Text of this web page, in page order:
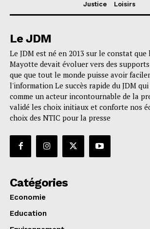
Justice
Loisirs
Le JDM
Le JDM est né en 2013 sur le constat que
Mayotte devait évoluer vers des
que que tout le monde puisse avoir
l'information Le succès rapide du JDM qui
comme un acteur incontournable de la
validé les choix initiaux et conforte nos
choix des NTIC pour la presse
Catégories
Economie
Education